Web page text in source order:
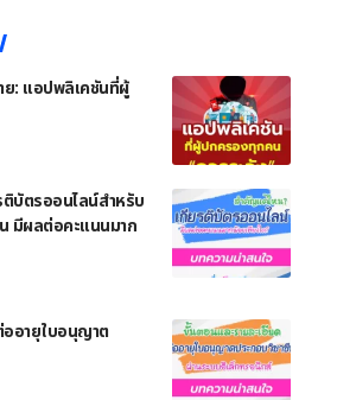
ย: แอปพลิเคชันที่ผู้
ติบัตรออนไลน์สำหรับ
มีผลต่อคะแนนมาก
อายุใบอนุญาต